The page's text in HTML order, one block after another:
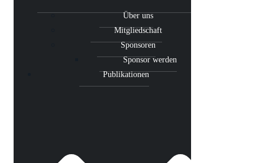
Über uns
Mitgliedschaft
Sponsoren
Sponsor werden
Publikationen